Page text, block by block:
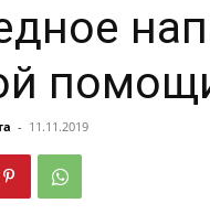
- 11.11.2019